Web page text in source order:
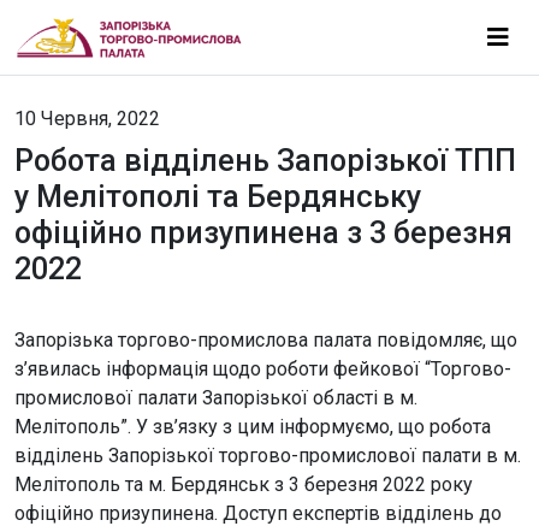
10 Червня, 2022
Робота відділень Запорізької ТПП
у Мелітополі та Бердянську
офіційно призупинена з 3 березня
2022
Запорізька торгово-промислова палата повідомляє, що
з’явилась інформація щодо роботи фейкової “Торгово-
промислової палати Запорізької області в м.
Мелітополь”. У зв’язку з цим інформуємо, що робота
відділень Запорізької торгово-промислової палати в м.
Мелітополь та м. Бердянськ з 3 березня 2022 року
офіційно призупинена. Доступ експертів відділень до